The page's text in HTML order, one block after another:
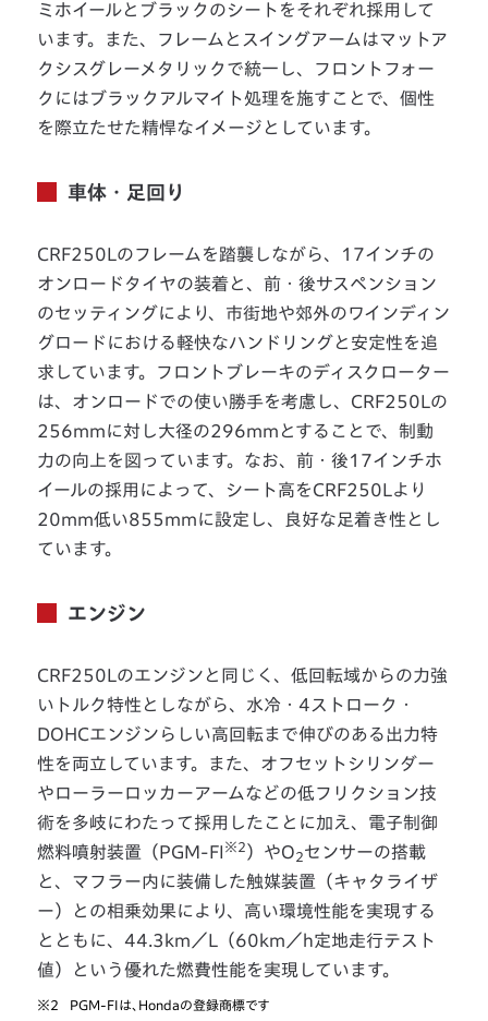
ミホイールとブラックのシートをそれぞれ採用して
います。また、フレームとスイングアームはマットア
クシスグレーメタリックで統一し、フロントフォー
クにはブラックアルマイト処理を施すことで、個性
を際立たせた精悍なイメージとしています。
車体・足回り
CRF250Lのフレームを踏襲しながら、17インチの
オンロードタイヤの装着と、前・後サスペンション
のセッティングにより、市街地や郊外のワインディン
グロードにおける軽快なハンドリングと安定性を追
求しています。フロントブレーキのディスクローター
は、オンロードでの使い勝手を考慮し、CRF250Lの
256mmに対し大径の296mmとすることで、制動
力の向上を図っています。なお、前・後17インチホ
イールの採用によって、シート高をCRF250Lより
20mm低い855mmに設定し、良好な足着き性とし
ています。
エンジン
CRF250Lのエンジンと同じく、低回転域からの力強
いトルク特性としながら、水冷・4ストローク・
DOHCエンジンらしい高回転まで伸びのある出力特
性を両立しています。また、オフセットシリンダー
やローラーロッカーアームなどの低フリクション技
術を多岐にわたって採用したことに加え、電子制御
燃料噴射装置（PGM-FI ※2 ）やO2センサーの搭載
と、マフラー内に装備した触媒装置（キャタライザ
ー）との相乗効果により、高い環境性能を実現する
とともに、44.3km／L（60km／h定地走行テスト
値）という優れた燃費性能を実現しています。
※2 PGM-FIは、Hondaの登録商標です